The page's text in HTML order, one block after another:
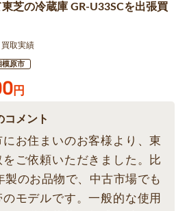
芝の冷蔵庫 GR-U33SCを出張買
取実績
模原市
円
コメント
お住まいのお客様より、東
ご依頼いただきました。比
製のお品物で、中古市場でも
モデルです。一般的な使用